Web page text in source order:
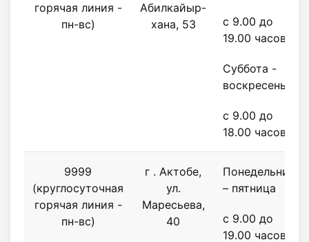
горячая линия -
пн-вс)
Абилкайыр-
хана, 53
с 9.00 до
19.00 часов
Суббота -
воскресенье
с 9.00 до
18.00 часов
9999
(круглосуточная
горячая линия -
пн-вс)
г . Актобе,
ул.
Маресьева,
40
Понедельник
– пятница
с 9.00 до
19.00 часов